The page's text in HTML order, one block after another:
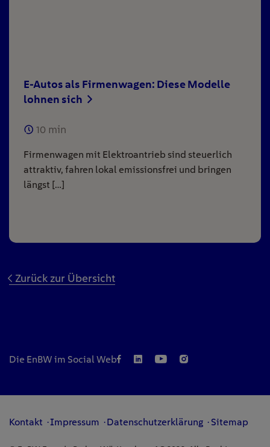
E-Autos als Firmenwagen: Diese Modelle
lohnen sich
10 min
Firmenwagen mit Elektroantrieb sind steuerlich
attraktiv, fahren lokal emissionsfrei und bringen
längst […]
Zurück zur Übersicht
Die EnBW im Social Web
Kontakt Impressum Datenschutzerklärung Sitemap